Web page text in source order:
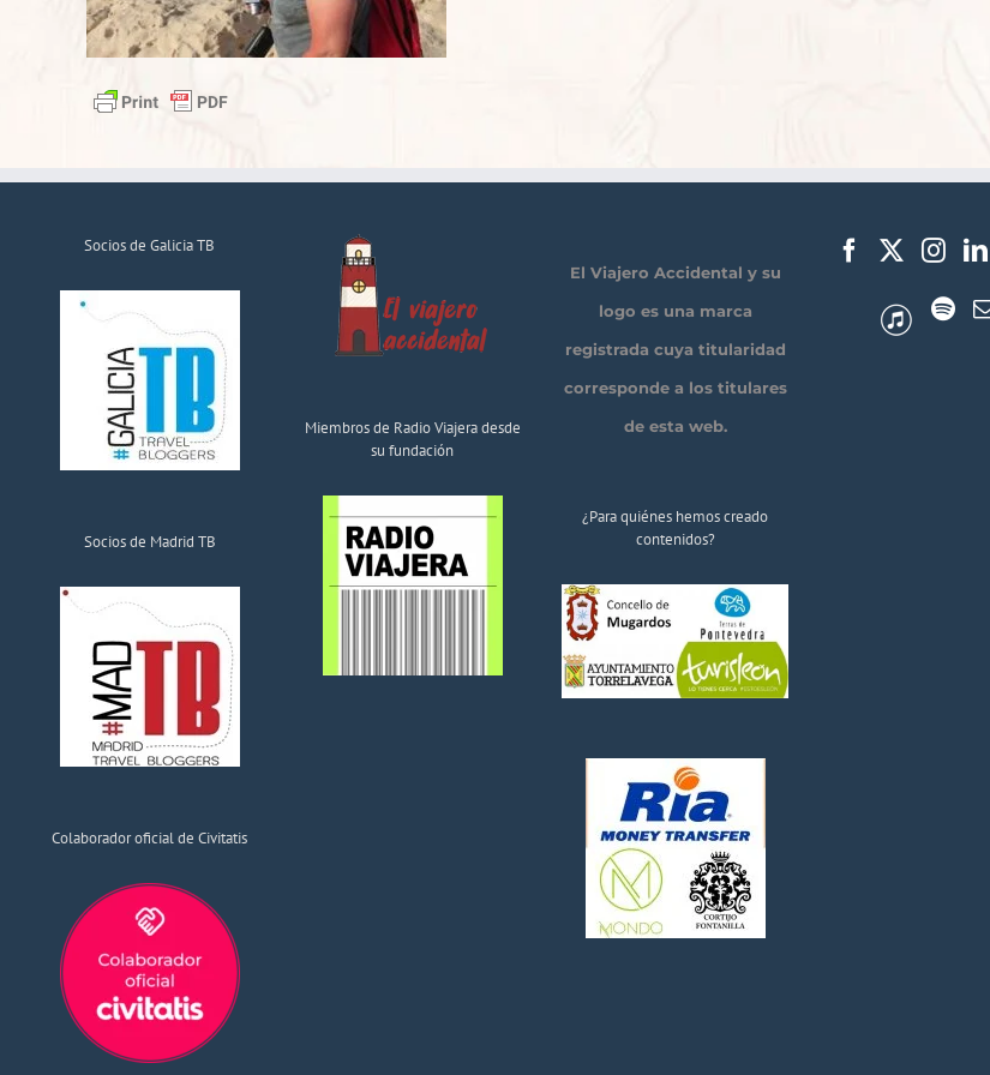
Socios de Galicia TB
Socios de Madrid TB
Colaborador oficial de Civitatis
Miembros de Radio Viajera desde
su fundación
El Viajero Accidental y su
logo es una marca
registrada cuya titularidad
corresponde a los titulares
de esta web.
¿Para quiénes hemos creado
contenidos?